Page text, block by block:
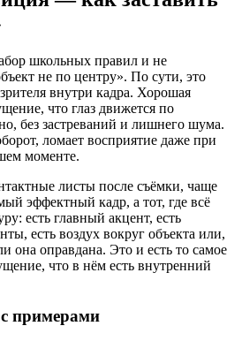
школьных правил и не
не по центру». По сути, это
внутри кадра. Хорошая
что глаз движется по
без застреваний и лишнего шума.
ломает восприятие даже при
моменте.
листы после съёмки, чаще
эффектный кадр, а тот, где всё
есть главный акцент, есть
есть воздух вокруг объекта или,
она оправдана. Это и есть то самое
что в нём есть внутренний
примерами